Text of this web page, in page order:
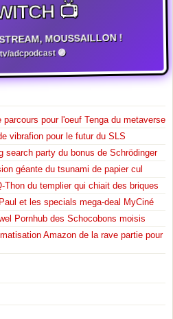
📺
MOUSSAILLON !
adcpodcast 🟣
parcours pour l'oeuf Tenga du metaverse
vibrafion pour le futur du SLS
search party du bonus de Schrödinger
géante du tsunami de papier cul
Thon du templier qui chiait des briques
et les specials mega-deal MyCiné
Pornhub des Schocobons moisis
Amazon de la rave partie pour